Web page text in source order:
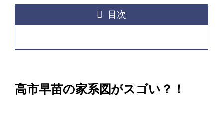
目次
高市早苗の家系図がスゴい？！